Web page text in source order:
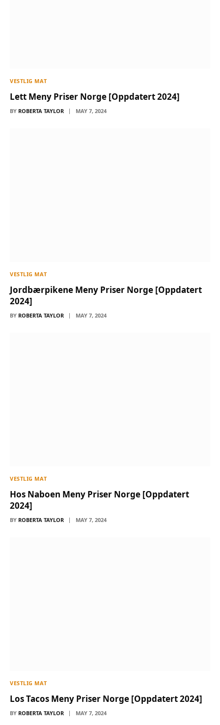
VESTLIG MAT
Lett Meny Priser Norge [Oppdatert 2024]
BY ROBERTA TAYLOR MAY 7, 2024
VESTLIG MAT
Jordbærpikene Meny Priser Norge [Oppdatert
2024]
BY ROBERTA TAYLOR MAY 7, 2024
VESTLIG MAT
Hos Naboen Meny Priser Norge [Oppdatert
2024]
BY ROBERTA TAYLOR MAY 7, 2024
VESTLIG MAT
Los Tacos Meny Priser Norge [Oppdatert 2024]
BY ROBERTA TAYLOR MAY 7, 2024